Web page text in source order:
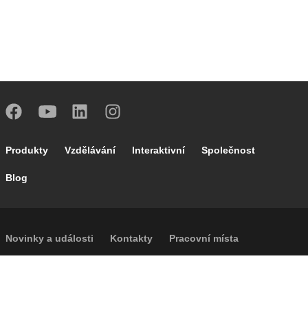
Footer main navigation
Produkty Vzdělávání Interaktivní Společnost
Blog
Footer secondary navigation
Novinky a události Kontakty Pracovní místa